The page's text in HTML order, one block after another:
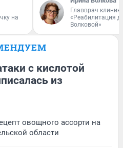
на
Главврач
«Реабилитация
Волковой»
с кислотой
из
овощного ассорти на
области